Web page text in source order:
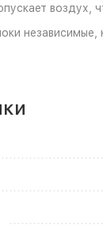
воздух,